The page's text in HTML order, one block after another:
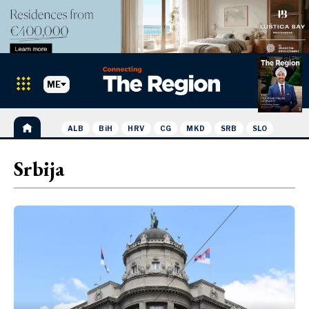
BiH
BiH
Makedonija
ME
ALB BiH HRV CG MKD SRB SLO
Srbija